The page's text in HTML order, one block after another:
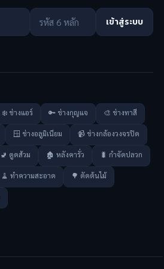
เข้าสู่ระบบ
❄️ ช่างแอร์ 🔑 ช่างกุญแจ 🎨 ช่างทาสี
🪟 ช่างอลูมิเนียม 📹 ช่างกล้องวงจรปิด
🚽 ดูดส้วม 🏚️ หลังคารั่ว 🐛 กำจัดปลวก
🧹 ทำความสะอาด 🌳 ตัดต้นไม้